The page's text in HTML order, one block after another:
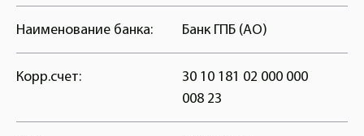
Наименование банка: Банк ГПБ (АО)
Корр.счет:
30 10 181 02 000 000
008 23